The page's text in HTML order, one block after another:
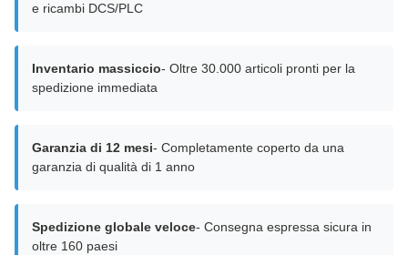
e ricambi DCS/PLC
Inventario massiccio- Oltre 30.000 articoli pronti per la
spedizione immediata
Garanzia di 12 mesi- Completamente coperto da una
garanzia di qualità di 1 anno
Spedizione globale veloce- Consegna espressa sicura in
oltre 160 paesi